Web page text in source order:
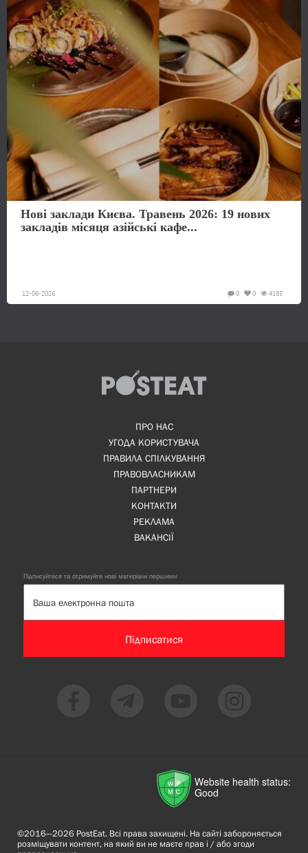
Нові заклади Києва. Травень 2026: 19 нових
закладів місяця азійські кафе...
12-06-2026 4185
0
0
ПРО НАС
УГОДА КОРИСТУВАЧА
ПРАВИЛА СПІЛКУВАННЯ
ПРАВОВЛАСНИКАМ
ПАРТНЕРИ
КОНТАКТИ
РЕКЛАМА
ВАКАНСІЇ
Підписуйтеся та отримуйте нові матеріали першими
Підписатися
Website health status:
Good
©2016—2026 PostEat. Всі права захищені. На сайті забороняється
розміщувати контент, на який ви не маєте прав і / або згоди